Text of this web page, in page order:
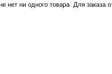
нет ни одного товара. Для заказа